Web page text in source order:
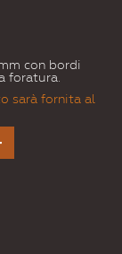
con bordi
foratura.
sarà fornita al